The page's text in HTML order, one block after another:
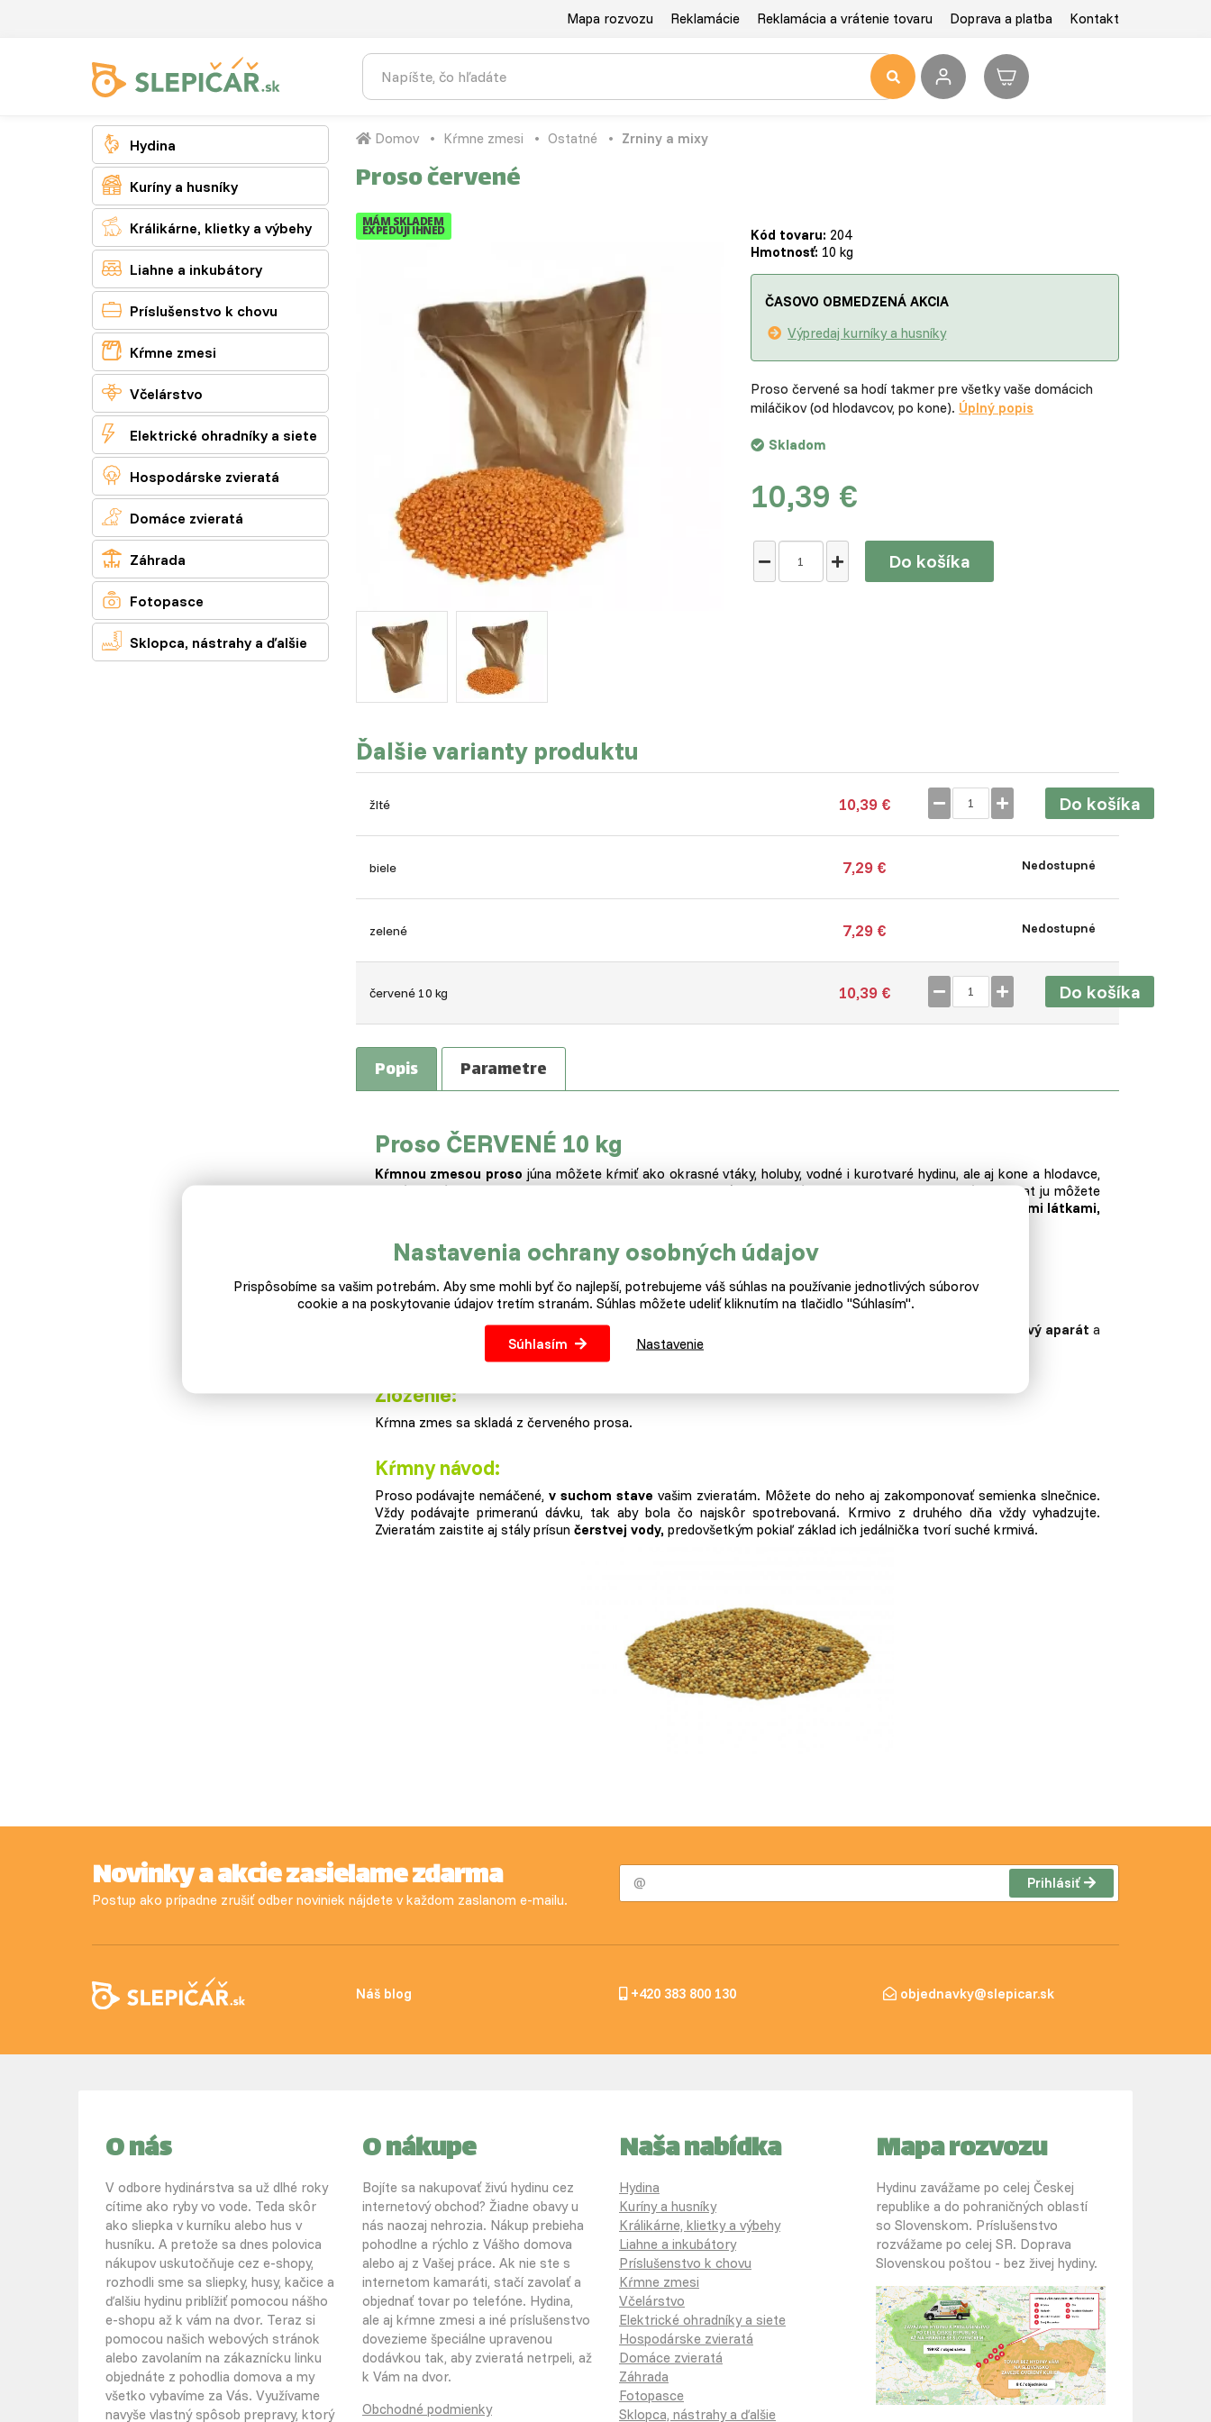
Mapa rozvozu Reklamácie Reklamácia a vrátenie tovaru Doprava a platba Kontakt
 Hydina
 Kuríny a husníky
 Králikárne, klietky a výbehy
 Liahne a inkubátory
 Príslušenstvo k chovu
 Kŕmne zmesi
 Včelárstvo
 Elektrické ohradníky a siete
 Hospodárske zvieratá
 Domáce zvieratá
 Záhrada
 Fotopasce
 Sklopca, nástrahy a ďalšie
Domov Kŕmne zmesi Ostatné Zrniny a mixy
Proso červené
MÁM SKLADEM
EXPEDUJI IHNED Kód tovaru: 204
Hmotnosť: 10 kg
ČASOVO OBMEDZENÁ AKCIA
Výpredaj kurníky a husníky
Proso červené sa hodí takmer pre všetky vaše domácich
miláčikov (od hlodavcov, po kone). Úplný popis
Skladom
10,39 €
Do košíka
Ďalšie varianty produktu
žlté 10,39 € Do košíka
biele 7,29 € Nedostupné
zelené 7,29 € Nedostupné
červené 10 kg 10,39 € Do košíka
Popis Parametre
Proso ČERVENÉ 10 kg
Kŕmnou zmesou proso júna môžete kŕmiť ako okrasné vtáky, holuby, vodné i kurotvaré hydinu, ale aj kone a hlodavce,
ktoré chováte doma pre potechu. Dalo by sa teda označiť za univerzálnu kŕmnu zmes. Pri drobných zvierat ju môžete
minerálnymi látkami,
V balení nájdete 10 kg iba červeného prosa. Balené v papierovom vreci.
Benefity:
V červenom prosenájdete nadštandardné množstvo posilňovať pohybový aparát a
preventívne proti artitickými ochoreniam.
Zloženie:
Kŕmna zmes sa skladá z červeného prosa.
Kŕmny návod:
Proso podávajte nemáčené,v suchom stave vašim zvieratám. Môžete do neho aj zakomponovať semienka slnečnice.
Vždy podávajte primeranú dávku, tak aby bola čo najskôr spotrebovaná. Krmivo z druhého dňa vždy vyhadzujte.
Zvieratám zaistite aj stály prísun čerstvej vody, predovšetkým pokiaľ základ ich jedálnička tvorí suché krmivá.
Novinky a akcie zasielame zdarma
Postup ako prípadne zrušiť odber noviniek nájdete v každom zaslanom e-mailu.
Prihlásiť
Náš blog +420 383 800 130 objednavky@slepicar.sk
O nás
V odbore hydinárstva sa už dlhé roky
cítime ako ryby vo vode. Teda skôr
ako sliepka v kurníku alebo hus v
husníku. A pretože sa dnes polovica
nákupov uskutočňuje cez e-shopy,
rozhodli sme sa sliepky, husy, kačice a
ďalšiu hydinu priblížiť pomocou nášho
e-shopu až k vám na dvor. Teraz si
pomocou našich webových stránok
alebo zavolaním na zákaznícku linku
objednáte z pohodlia domova a my
všetko vybavíme za Vás. Využívame
navyše vlastný spôsob prepravy, ktorý
O nákupe
Bojíte sa nakupovať živú hydinu cez
internetový obchod? Žiadne obavy u
nás naozaj nehrozia. Nákup prebieha
pohodlne a rýchlo z Vášho domova
alebo aj z Vašej práce. Ak nie ste s
internetom kamaráti, stačí zavolať a
objednať tovar po telefóne. Hydina,
ale aj kŕmne zmesi a iné príslušenstvo
dovezieme špeciálne upravenou
dodávkou tak, aby zvieratá netrpeli, až
k Vám na dvor.
Obchodné podmienky
Naša nabídka
Hydina
Kuríny a husníky
Králikárne, klietky a výbehy
Liahne a inkubátory
Príslušenstvo k chovu
Kŕmne zmesi
Včelárstvo
Elektrické ohradníky a siete
Hospodárske zvieratá
Domáce zvieratá
Záhrada
Fotopasce
Sklopca, nástrahy a ďalšie
Mapa rozvozu
Hydinu zavážame po celej Českej
republike a do pohraničných oblastí
so Slovenskom. Príslušenstvo
rozvážame po celej SR. Doprava
Slovenskou poštou - bez živej hydiny.
Nastavenia ochrany osobných údajov
Prispôsobíme sa vašim potrebám. Aby sme mohli byť čo najlepší, potrebujeme váš súhlas na používanie jednotlivých súborov
cookie a na poskytovanie údajov tretím stranám. Súhlas môžete udeliť kliknutím na tlačidlo "Súhlasím".
Súhlasím Nastavenie